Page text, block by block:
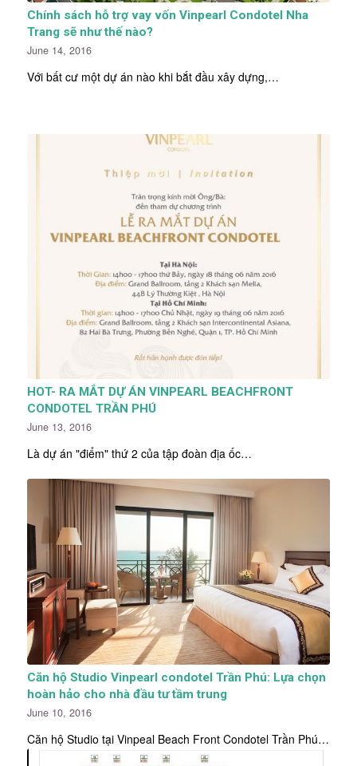
Chính sách hỗ trợ vay vốn Vinpearl Condotel Nha
Trang sẽ như thế nào?
June 14, 2016
Với bất cư một dự án nào khi bắt đầu xây dựng,…
HOT- RA MẮT DỰ ÁN VINPEARL BEACHFRONT
CONDOTEL TRẦN PHÚ
June 13, 2016
Là dự án "điểm" thứ 2 của tập đoàn địa ốc…
Căn hộ Studio Vinpearl condotel Trần Phú: Lựa chọn
hoàn hảo cho nhà đầu tư tầm trung
June 10, 2016
Căn hộ Studio tại Vinpeal Beach Front Condotel Trần Phú…